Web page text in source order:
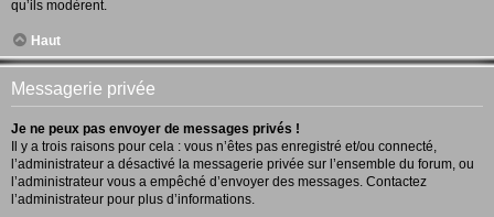
qu’ils modèrent.
Haut
Messagerie privée
Je ne peux pas envoyer de messages privés !
Il y a trois raisons pour cela : vous n’êtes pas enregistré et/ou connecté,
l’administrateur a désactivé la messagerie privée sur l’ensemble du forum, ou
l’administrateur vous a empêché d’envoyer des messages. Contactez
l’administrateur pour plus d’informations.